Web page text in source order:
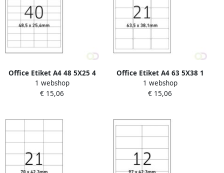
Office Etiket A4 48 5X25 4
40X
1 webshop
€ 15,06
Office Etiket A4 63 5X38 1
21X
1 webshop
€ 15,06